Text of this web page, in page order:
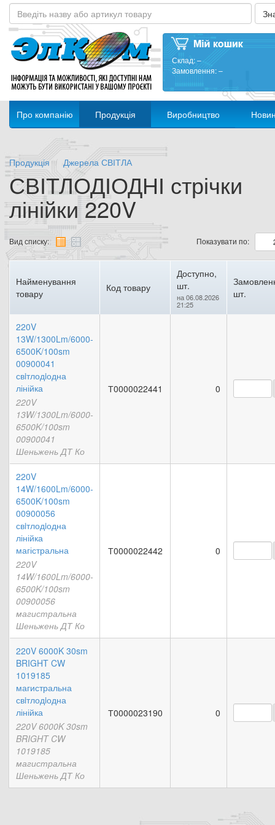
Склад:–
Замовлення:–
Про компанію Продукція Виробництво
Продукція Джерела СВІТЛА
СВІТЛОДІОДНІ стрічки
лінійки 220V
Вид списку: Показувати по:
Найменування
товару
Код товару
Доступно,
шт.
на 06.08.2026
21:25
шт.
220V
13W/1300Lm/6000-
6500K/100sm
00900041
свiтлодiодна
лінійка
220V
13W/1300Lm/6000-
6500K/100sm
00900041
Шеньжень ДТ Ко
Т0000022441 0
220V
14W/1600Lm/6000-
6500K/100sm
00900056
свiтлодiодна
лінійка
магістральна
220V
14W/1600Lm/6000-
6500K/100sm
00900056
магистральна
Шеньжень ДТ Ко
Т0000022442 0
220V 6000K 30sm
BRIGHT CW
1019185
магистральна
свiтлодiодна
лінійка
220V 6000K 30sm
BRIGHT CW
1019185
магистральна
Шеньжень ДТ Ко
Т0000023190 0